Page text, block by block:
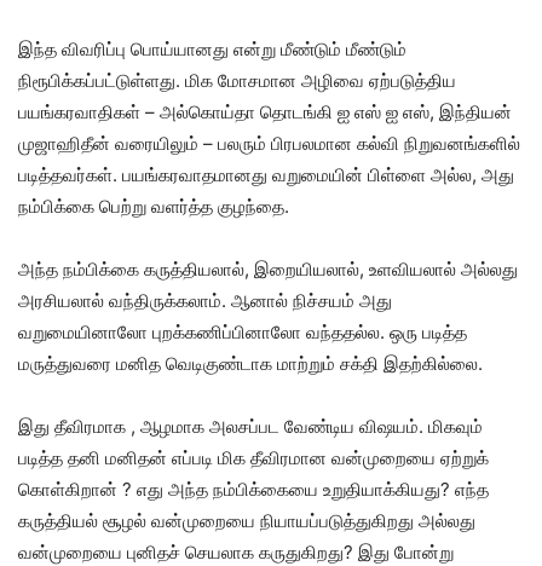
இந்த விவரிப்பு பொய்யானது என்று மீண்டும் மீண்டும்
நிரூபிக்கப்பட்டுள்ளது. மிக மோசமான அழிவை ஏற்படுத்திய
பயங்கரவாதிகள் – அல்கொய்தா தொடங்கி ஐ எஸ் ஐ எஸ், இந்தியன்
முஜாஹிதீன் வரையிலும் – பலரும் பிரபலமான கல்வி நிறுவனங்களில்
படித்தவர்கள். பயங்கரவாதமானது வறுமையின் பிள்ளை அல்ல, அது
நம்பிக்கை பெற்று வளர்த்த குழந்தை.
அந்த நம்பிக்கை கருத்தியலால், இறையியலால், உளவியலால் அல்லது
அரசியலால் வந்திருக்கலாம். ஆனால் நிச்சயம் அது
வறுமையினாலோ புறக்கணிப்பினாலோ வந்ததல்ல. ஒரு படித்த
மருத்துவரை மனித வெடிகுண்டாக மாற்றும் சக்தி இதற்கில்லை.
இது தீவிரமாக , ஆழமாக அலசப்பட வேண்டிய விஷயம். மிகவும்
படித்த தனி மனிதன் எப்படி மிக தீவிரமான வன்முறையை ஏற்றுக்
கொள்கிறான் ? எது அந்த நம்பிக்கையை உறுதியாக்கியது? எந்த
கருத்தியல் சூழல் வன்முறையை நியாயப்படுத்துகிறது அல்லது
வன்முறையை புனிதச் செயலாக கருதுகிறது? இது போன்று